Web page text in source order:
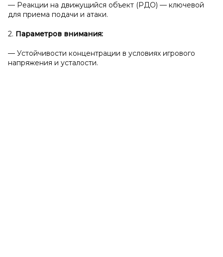
— Реакции на движущийся объект (РДО) — ключевой
для приема подачи и атаки.
2. Параметров внимания:
— Устойчивости концентрации в условиях игрового
напряжения и усталости.